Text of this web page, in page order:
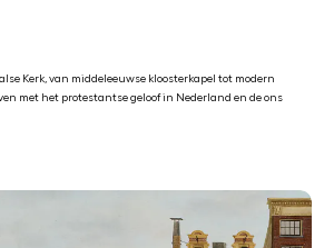
Kerk, van middeleeuwse kloosterkapel tot modern
met het protestantse geloof in Nederland en de ons